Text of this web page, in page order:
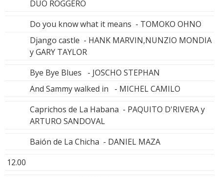
DÚO ROGGERO
Do you know what it means - TOMOKO OHNO
Django castle - HANK MARVIN,NUNZIO MONDIA
y GARY TAYLOR
Bye Bye Blues - JOSCHO STEPHAN
And Sammy walked in - MICHEL CAMILO
Caprichos de La Habana - PAQUITO D'RIVERA y
ARTURO SANDOVAL
Baión de La Chicha - DANIEL MAZA
12.00